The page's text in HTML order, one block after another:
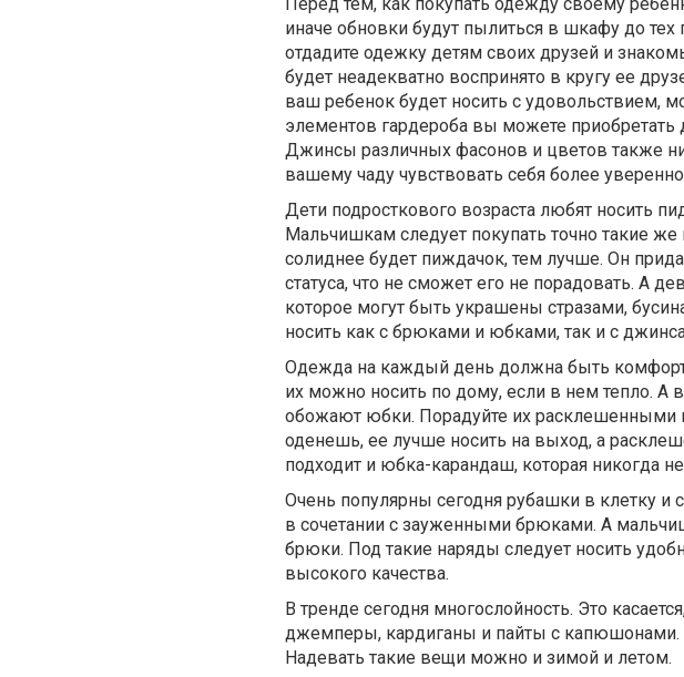
иначе обновки будут пылиться в шкафу до
отдадите одежку детям своих друзей и
будет неадекватно воспринято в кругу ее
ваш ребенок будет носить с удовольствием,
элементов гардероба вы можете приобретать
Джинсы различных фасонов и цветов также
вашему чаду чувствовать себя более
Дети подросткового возраста любят носить
Мальчишкам следует покупать точно такие
солиднее будет пиждачок, тем лучше. Он
статуса, что не сможет его не порадовать. А
которое могут быть украшены стразами,
носить как с брюками и юбками, так и с
Одежда на каждый день должна быть
их можно носить по дому, если в нем тепло. А
обожают юбки. Порадуйте их
оденешь, ее лучше носить на выход, а
подходит и юбка-карандаш, которая никогда
Очень популярны сегодня рубашки в клетку и
в сочетании с зауженными брюками. А
брюки. Под такие наряды следует носить
высокого качества.
В тренде сегодня многослойность. Это
джемперы, кардиганы и пайты с капюшонами.
Надевать такие вещи можно и зимой и летом.